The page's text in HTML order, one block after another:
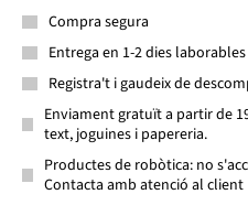
Compra segura
Entrega en 1-2 dies laborables
Registra't i gaudeix de
Enviament gratuït a partir de
text, joguines i papereria.
Productes de robòtica: no
Contacta amb atenció al client